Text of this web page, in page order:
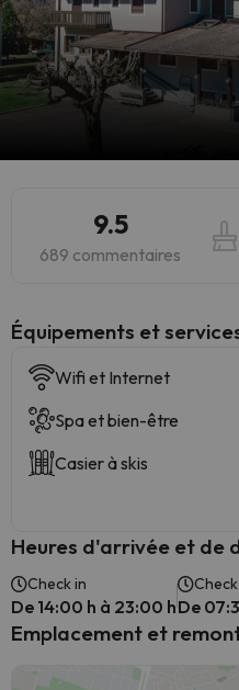
9.5
689 commentaires
​Équipements et
Wifi et Internet
Spa et bien-être
Casier à skis
Heures d'arrivée et de
Check in
De 14:00 h à 23:00 hDe
Emplacement et